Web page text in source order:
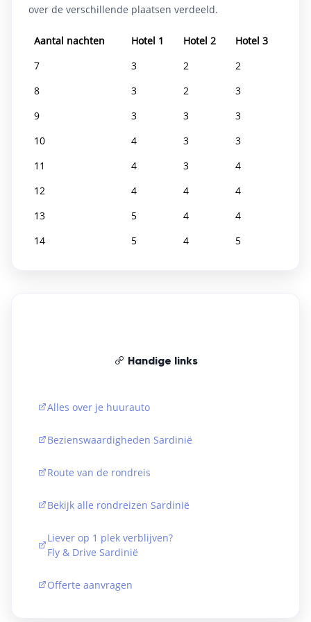
Gratis wifiAirconditioning
Bar & terras met zeezicht
24-uursreceptie
Ontbijtbuffet (ook glutenvrij)
over de verschillende plaatsen verdeeld.
Aantal nachten Hotel 1 Hotel 2
Hotel 3
7
3 2
2
8
3 2
3
9
3 3
3
10
4 3
3
11
4 3
4
12
4 4
4
13
5 4
4
14
5 4 5
Handige links
Alles over je huurauto
Bezienswaardigheden Sardinië
Route van de rondreis
Bekijk alle rondreizen Sardinië
Liever op 1 plek verblijven?
Fly & Drive Sardinië
Offerte aanvragen